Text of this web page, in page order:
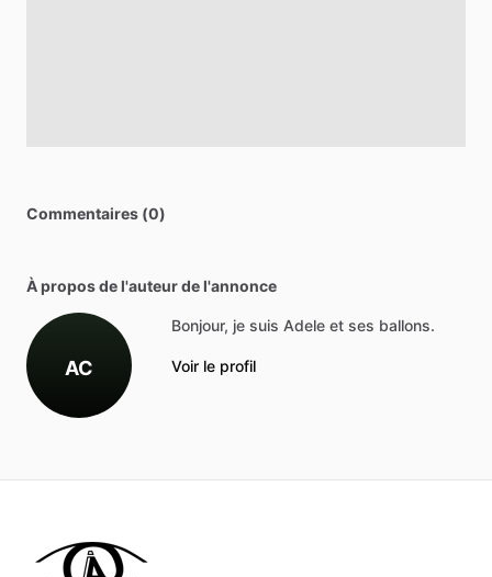
Commentaires (0)
À propos de l'auteur de l'annonce
AC
Bonjour, je suis Adele et ses ballons.
Voir le profil